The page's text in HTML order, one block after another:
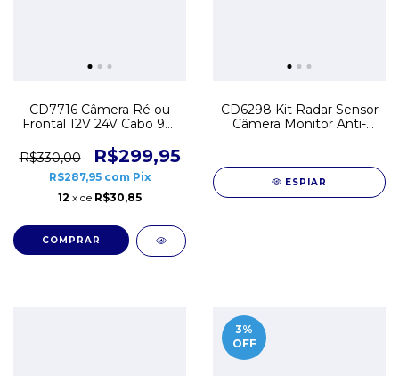
CD7716 Câmera Ré ou
Frontal 12V 24V Cabo 9m
R$330,00
R$299,95
R$287,95 com Pix
12 x de R$30,85
CD6298 Kit Radar Sensor
Câmera Monitor Anti-
ESPIAR
3%
OFF